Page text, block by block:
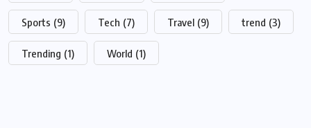
Sports (9) Tech (7) Travel (9) trend (3)
Trending (1) World (1)